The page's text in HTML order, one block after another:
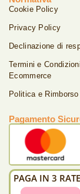
Cookie Policy
Privacy Policy
Declinazione di
Termini e Condizioni
Ecommerce
Politica e
Pagamento
PAGA IN 3 RATE